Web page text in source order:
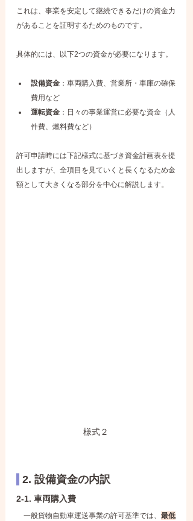
これは、事業を安定して継続できるだけの資金力
があることを証明するためのものです。
具体的には、以下2つの資金が必要になります。
設備資金 ：車両購入費、営業所・車庫の確保
費用など
運転資金 ：日々の事業運営に必要な資金（人
件費、燃料費など）
許可申請時には下記様式に基づき資金計画表を提
出しますが、全項目を見ていくと長くなるため金
額として大きくなる部分を中心に解説します。
様式２
2. 設備資金の内訳
2-1. 車両購入費
一般貨物自動車運送事業の許可基準では、 最低